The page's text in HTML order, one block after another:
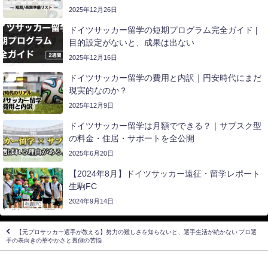
2025年12月26日
ドイツサッカー留学の短期プログラム完全ガイド |
目的設定がないと、成果は出ない
2025年12月16日
ドイツサッカー留学の費用と内訳｜円安時代にまだ
現実的なのか？
2025年12月9日
ドイツサッカー留学は月額でできる？｜サブスク型
の料金・住居・サポートを全公開
2025年6月20日
【2024年8月】ドイツサッカー遠征・留学レポート
生駒FC
2024年9月14日
【元プロサッカー選手が教える】努力の難しさを知らないと、選手生活が続かない プロ選
手の表向きの華やかさと裏側の苦悩